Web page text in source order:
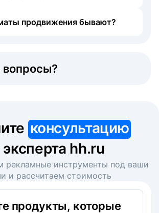
продвижения бывают?
вопросы?
консультацию
эксперта hh.ru
инструменты под ваши
и рассчитаем стоимость
продукты, которые